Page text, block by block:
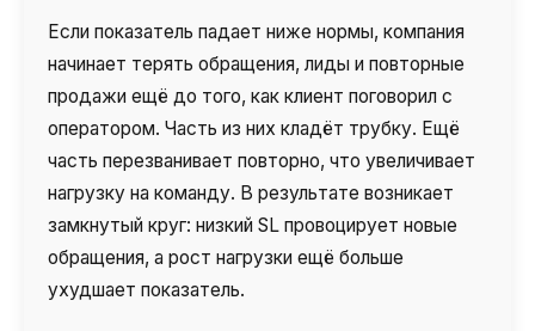
Если показатель падает ниже нормы, компания
начинает терять обращения, лиды и повторные
продажи ещё до того, как клиент поговорил с
оператором. Часть из них кладёт трубку. Ещё
часть перезванивает повторно, что увеличивает
нагрузку на команду. В результате возникает
замкнутый круг: низкий SL провоцирует новые
обращения, а рост нагрузки ещё больше
ухудшает показатель.